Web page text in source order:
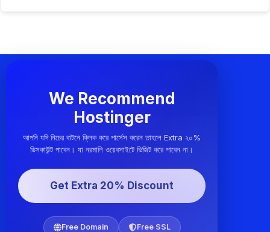
We Recommend
Hostinger
আপনি যদি নিচের বাটনে ক্লিক করে পার্সেস করেন তাহলে Extra ২০%
ডিসকাউন্ট পাবেন। যা নরমালি ওয়েবসাইটে ভিজিট করে পাবেন না।
Get Extra 20% Discount
Free Domain Free SSL